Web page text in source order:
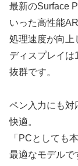
最新のSurface
いった高性能
処理速度が向上
ディスプレイ
抜群です。
ペン入力にも対
快適。
「PCとしても
最適なモデルで